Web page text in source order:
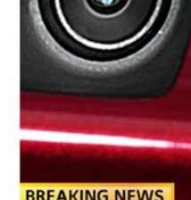
Swimava
T
Tommee Tippee
Trunki
Tutti Bambini
Twistshake